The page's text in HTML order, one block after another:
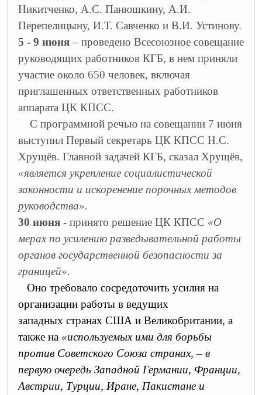
Никитченко, А.С. Панюшкину, А.И.
Перепелицыну, И.Т. Савченко и В.И. Устинову.
5 - 9 июня – проведено Всесоюзное совещание
руководящих работников КГБ, в нем приняли
участие около 650 человек, включая
приглашенных ответственных работников
аппарата ЦК КПСС.
С программной речью на совещании 7 июня
выступил Первый секретарь ЦК КПСС Н.С.
Хрущёв. Главной задачей КГБ, сказал Хрущёв,
«является укрепление социалистической
законности и искоренение порочных методов
руководства».
30 июня - принято решение ЦК КПСС «О
мерах по усилению разведывательной работы
органов государственной безопасности за
границей».
Оно требовало сосредоточить усилия на
организации работы в ведущих
западных странах США и Великобритании, а
также на «используемых ими для борьбы
против Советского Союза странах, – в
первую очередь Западной Германии, Франции,
Австрии, Турции, Иране, Пакистане и